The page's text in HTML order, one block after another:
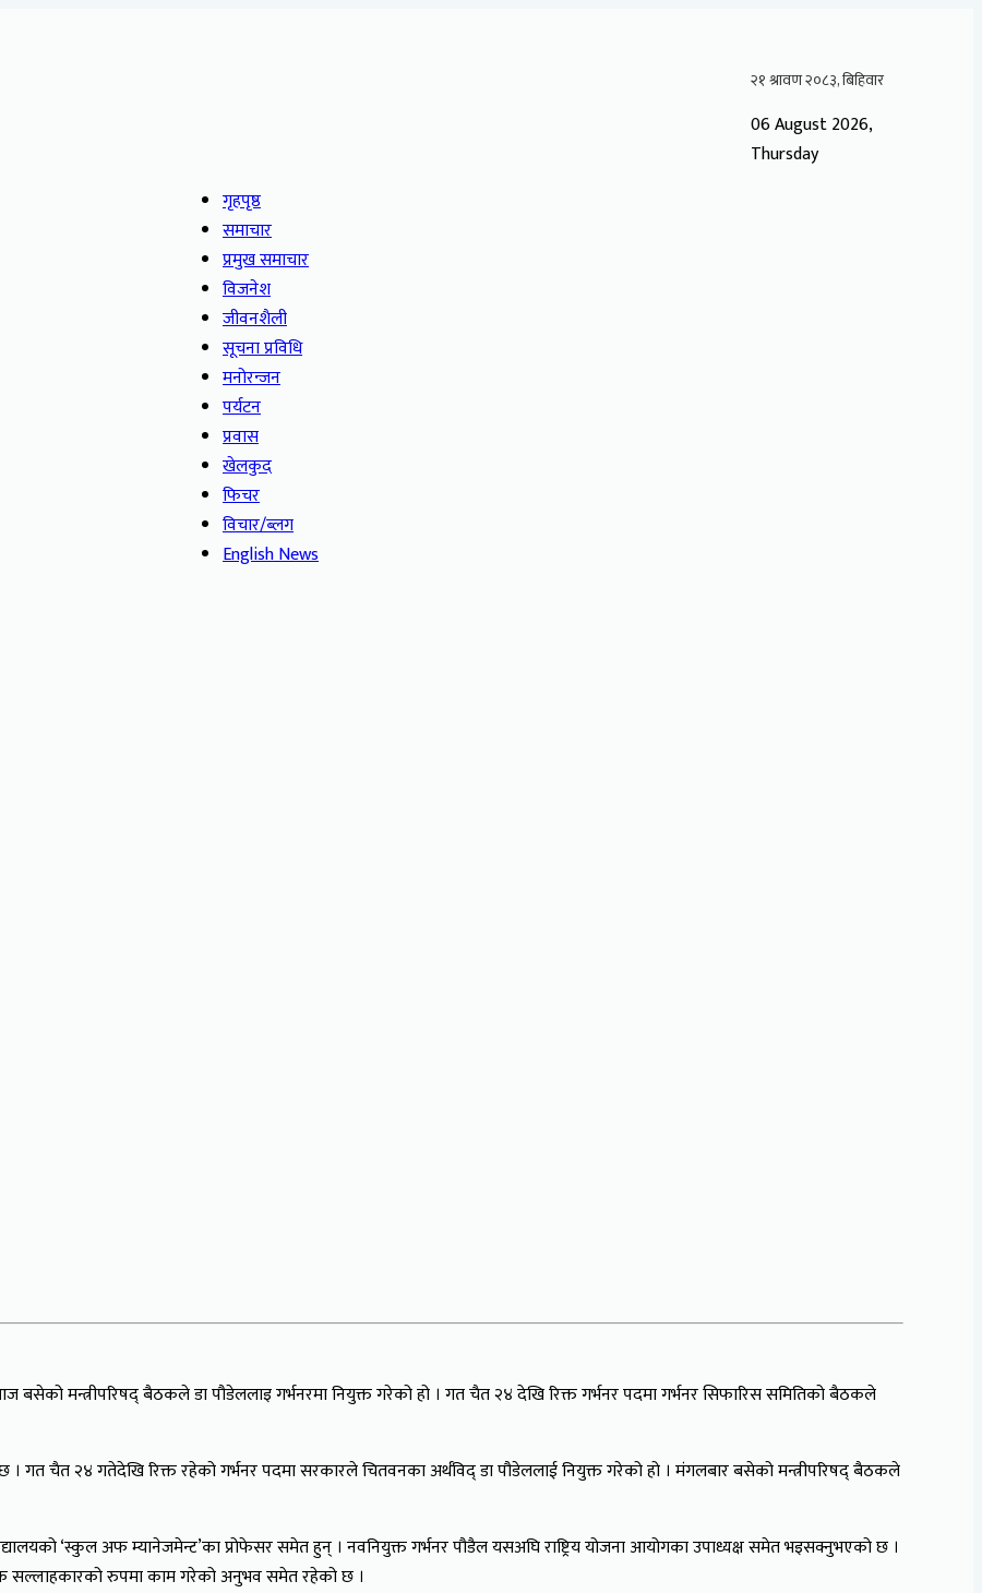
06 August 2026,
Thursday
गृहपृष्ठ
समाचार
प्रमुख समाचार
विजनेश
जीवनशैली
सूचना प्रविधि
मनोरन्जन
पर्यटन
प्रवास
खेलकुद
फिचर
विचार/ब्लग
English News
बसेको मन्त्रीपरिषद् बैठकले डा पौडेललाइ गर्भनरमा नियुक्त गरेको हो । गत चैत २४ देखि रिक्त गर्भनर पदमा गर्भनर सिफारिस समितिको बैठकले
छ । गत चैत २४ गतेदेखि रिक्त रहेको गर्भनर पदमा सरकारले चितवनका अर्थविद् डा पौडेललाई नियुक्त गरेको हो । मंगलबार बसेको मन्त्रीपरिषद् बैठकले
‘स्कुल अफ म्यानेजमेन्ट’का प्रोफेसर समेत हुन् । नवनियुक्त गर्भनर पौडैल यसअघि राष्ट्रिय योजना आयोगका उपाध्यक्ष समेत भइसक्नुभएको छ ।
सल्लाहकारको रुपमा काम गरेको अनुभव समेत रहेको छ ।